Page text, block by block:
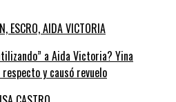
a Aida Victoria? Yina
y causó revuelo